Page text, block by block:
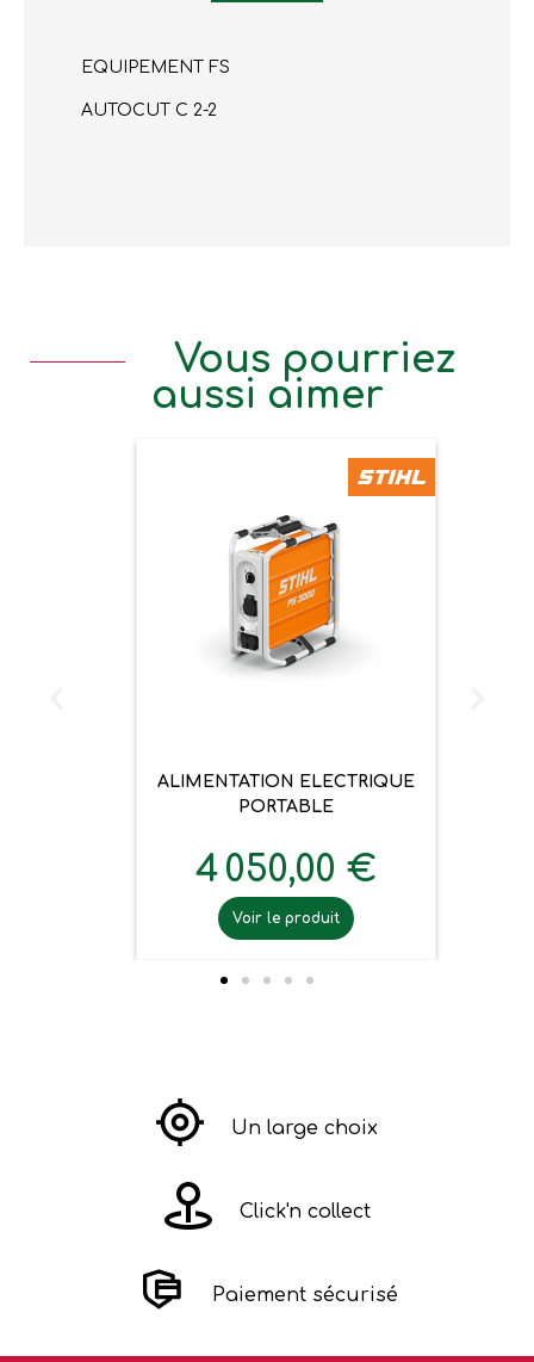
EQUIPEMENT FS
AUTOCUT C 2-2
Vous pourriez
aussi aimer
ALIMENTATION ELECTRIQUE
PORTABLE
4 050,00 €
Voir le produit
Un large choix
Click'n collect
Paiement sécurisé